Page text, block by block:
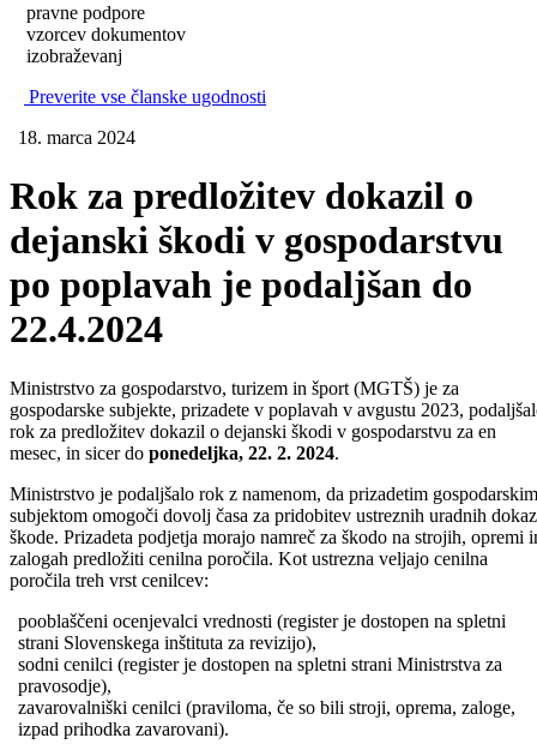
pravne podpore
vzorcev dokumentov
izobraževanj
Preverite vse članske ugodnosti
18. marca 2024
Rok za predložitev dokazil o
dejanski škodi v gospodarstvu
po poplavah je podaljšan do
22.4.2024
Ministrstvo za gospodarstvo, turizem in šport (MGTŠ) je za
gospodarske subjekte, prizadete v poplavah v avgustu 2023,
rok za predložitev dokazil o dejanski škodi v gospodarstvu za en
mesec, in sicer do ponedeljka, 22. 2. 2024.
Ministrstvo je podaljšalo rok z namenom, da prizadetim gospodarskim
subjektom omogoči dovolj časa za pridobitev ustreznih uradnih
škode. Prizadeta podjetja morajo namreč za škodo na strojih, opremi
zalogah predložiti cenilna poročila. Kot ustrezna veljajo cenilna
poročila treh vrst cenilcev:
pooblaščeni ocenjevalci vrednosti (register je dostopen na spletni
strani Slovenskega inštituta za revizijo),
sodni cenilci (register je dostopen na spletni strani Ministrstva za
pravosodje),
zavarovalniški cenilci (praviloma, če so bili stroji, oprema, zaloge,
izpad prihodka zavarovani).